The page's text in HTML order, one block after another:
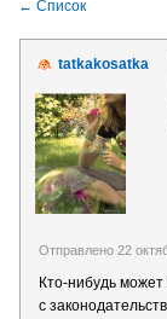
tatkakosatka
Отправлено 22
Кто-нибудь
с